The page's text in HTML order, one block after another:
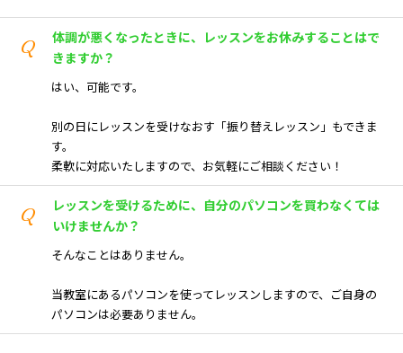
Q
体調が悪くなったときに、レッスンをお休みすることはで
きますか？
はい、可能です。
別の日にレッスンを受けなおす「振り替えレッスン」もできま
す。
柔軟に対応いたしますので、お気軽にご相談ください！
Q
レッスンを受けるために、自分のパソコンを買わなくては
いけませんか？
そんなことはありません。
当教室にあるパソコンを使ってレッスンしますので、ご自身の
パソコンは必要ありません。